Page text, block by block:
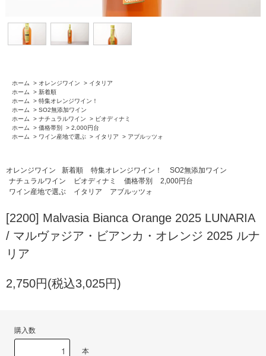
ホーム > オレンジワイン > イタリア
ホーム
> 新着順
ホーム
> 特集オレンジワイン！
ホーム
> SO2無添加ワイン
ホーム
> ナチュラルワイン > ビオディナミ
ホーム
> 価格帯別 > 2,000円台
ホーム
> ワイン産地で選ぶ > イタリア > アブルッツォ
オレンジワイン 新着順 特集オレンジワイン！
SO2無添加ワイン
ナチュラルワイン
ビオディナミ 価格帯別
2,000円台
ワイン産地で選ぶ
イタリア アブルッツォ
[2200] Malvasia Bianca Orange 2025 LUNARIA
/ マルヴァジア・ビアンカ・オレンジ 2025 ルナ
リア
2,750円(税込3,025円)
購入数
本